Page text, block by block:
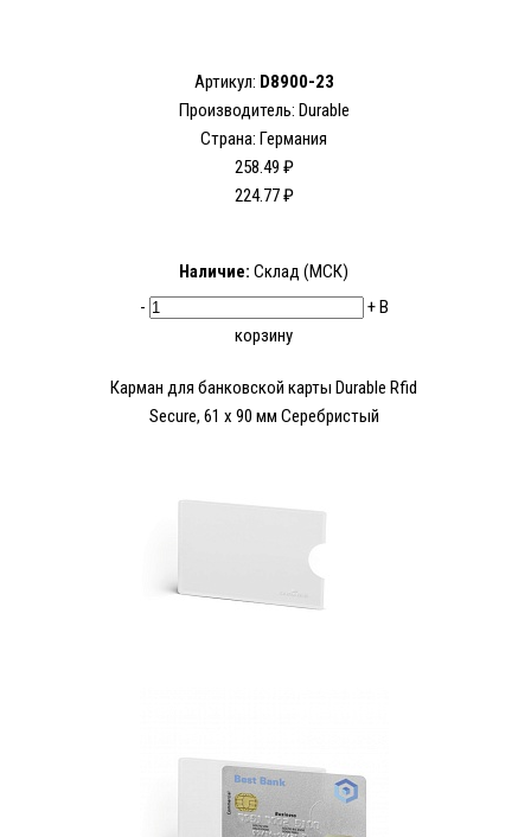
Артикул: D8900-23
Производитель: Durable
Страна: Германия
258.49 ₽
224.77 ₽
Наличие: Склад (МСК)
-
+В
корзину
Карман для банковской карты Durable Rfid
Secure, 61 x 90 мм Серебристый